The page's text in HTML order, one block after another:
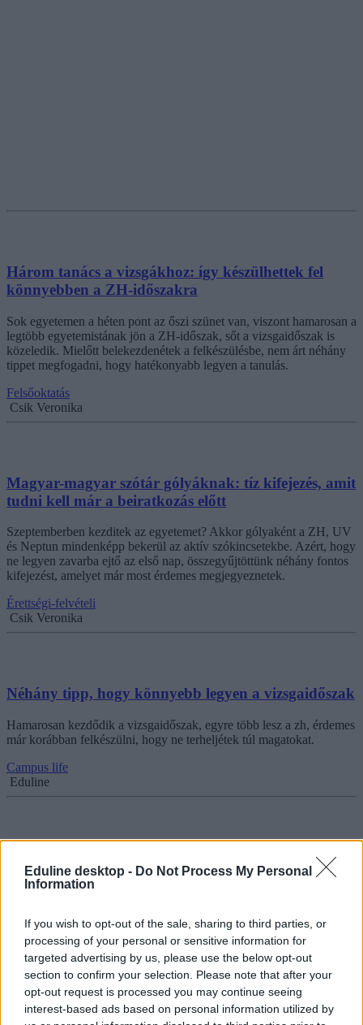
Eduline desktop - Do Not Process My Personal
Information
If you wish to opt-out of the sale, sharing to third parties, or
processing of your personal or sensitive information for
targeted advertising by us, please use the below opt-out
section to confirm your selection. Please note that after your
opt-out request is processed you may continue seeing
interest-based ads based on personal information utilized by
Három tanács a vizsgákhoz: így készülhettek fel
könnyebben a ZH-időszakra
Sok egyetemen a héten pont az őszi szünet van, viszont hamarosan a
legtöbb egyetemistának jön a ZH-időszak, sőt a vizsgaidőszak is
közeledik. Mielőtt belekezdenétek a felkészülésbe, nem árt néhány
tippet megfogadni, hogy hatékonyabb legyen a tanulás.
Felsőoktatás
Csik Veronika
Magyar-magyar szótár gólyáknak: tíz kifejezés, amit
tudni kell már a beiratkozás előtt
Szeptemberben kezditek az egyetemet? Akkor gólyaként a ZH, UV
és Neptun mindenképp bekerül az aktív szókincsetekbe. Azért, hogy
ne legyen zavarba ejtő az első nap, összegyűjtöttünk néhány fontos
kifejezést, amelyet már most érdemes megjegyeznetek.
Érettségi-felvételi
Csik Veronika
Néhány tipp, hogy könnyebb legyen a vizsgaidőszak
Hamarosan kezdődik a vizsgaidőszak, egyre több lesz a zh, érdemes
már korábban felkészülni, hogy ne terheljétek túl magatokat.
Campus life
Eduline
legfontosabb egyetemi dátumok 2020-ban
előtt, de meddig tart majd? Összeszedtük, hogy meddig tart a
szorgalmi időszak, mikortól indulnak a vizsgák és mikor tartják az
utóvizsgahetet az egyetemek.
Felsőoktatás
Eduline